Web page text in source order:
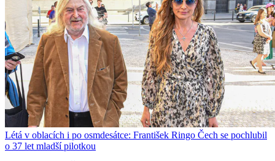
Létá v oblacích i po osmdesátce: František Ringo Čech se pochlubil
o 37 let mladší pilotkou